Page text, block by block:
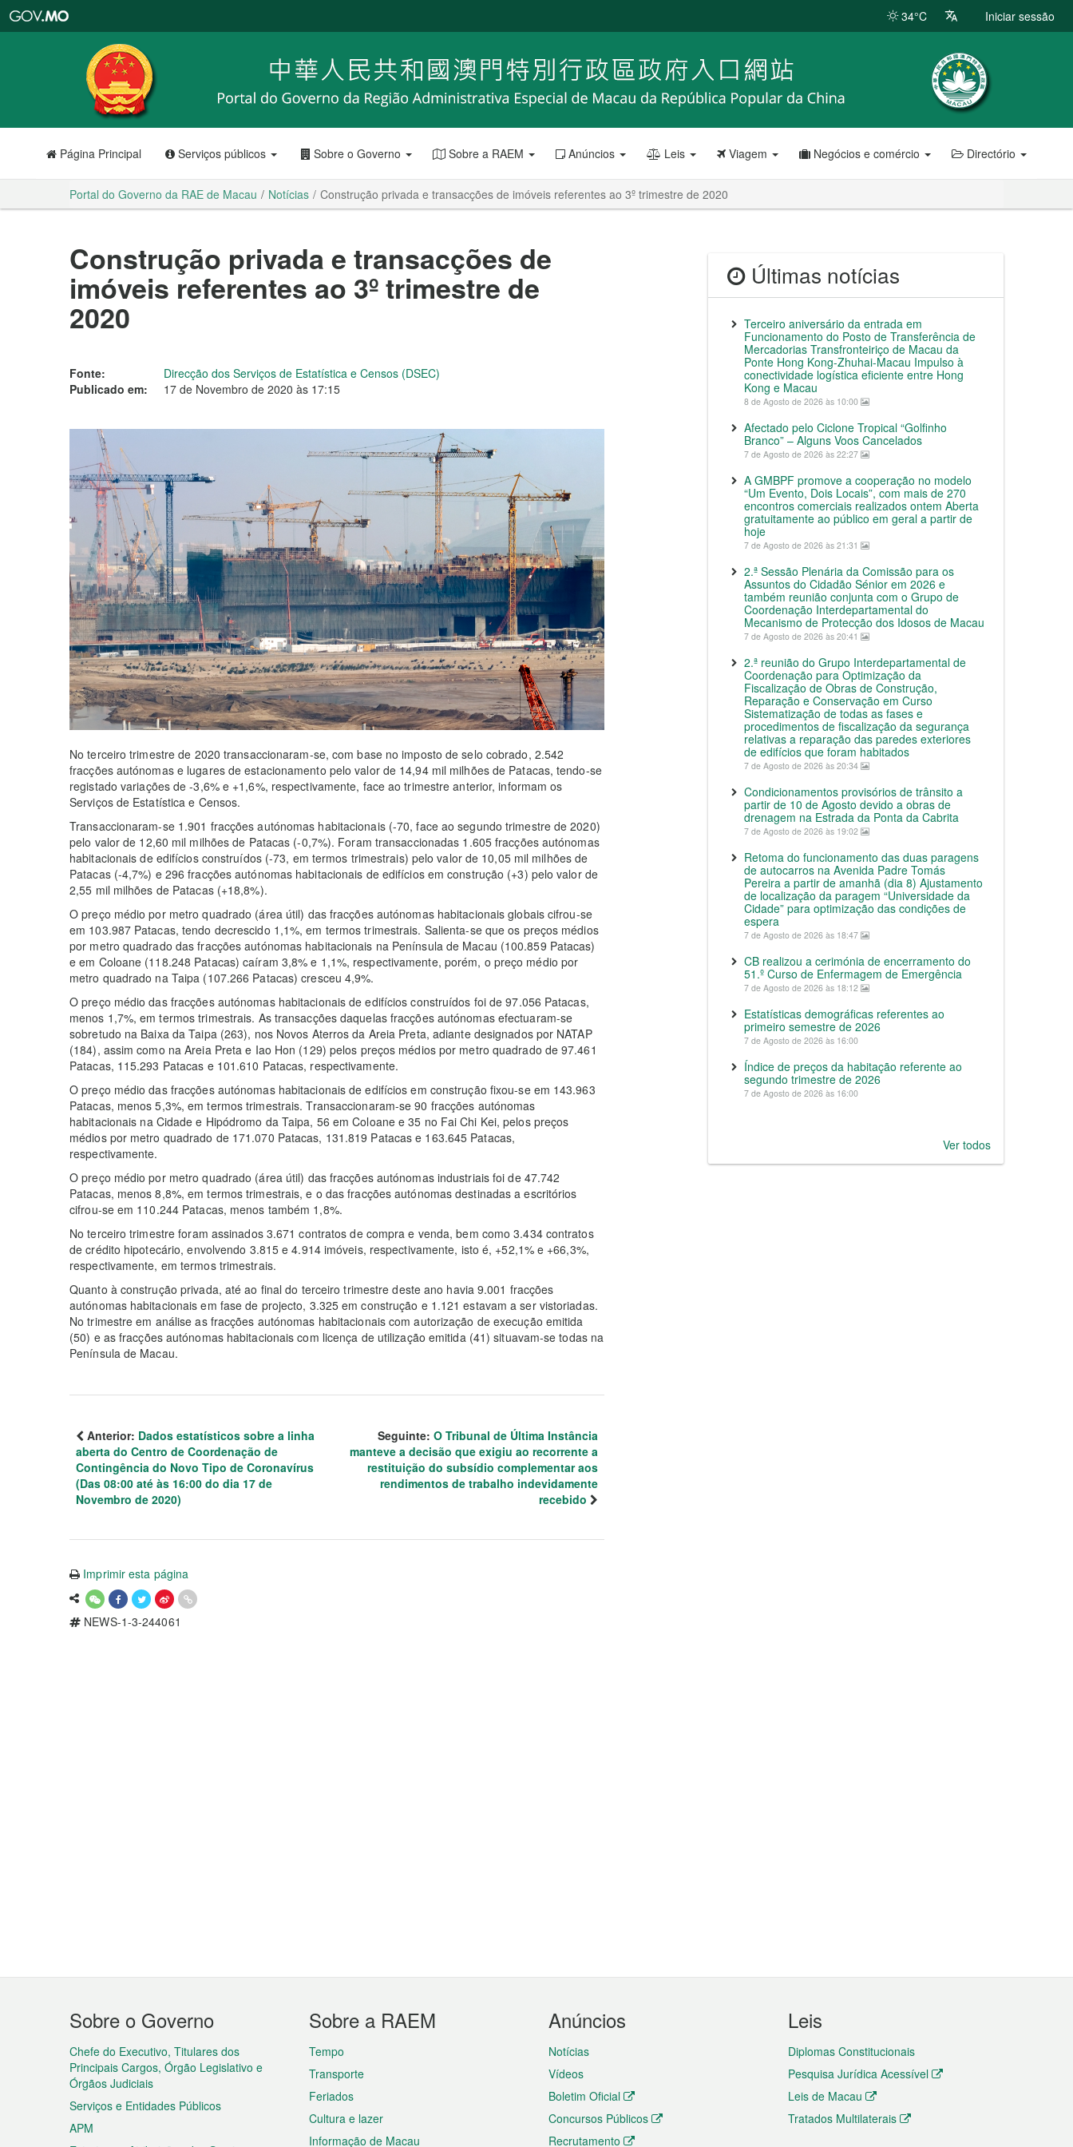
RAE
de
Macau
34°C Iniciar sessão
Página Principal Serviços públicos Sobre o Governo Sobre a RAEM Anúncios Leis Viagem Negócios e comércio Directório
Portal do Governo da RAE de Macau Notícias Construção privada e transacções de imóveis referentes ao 3º trimestre de 2020
Construção privada e transacções de
imóveis referentes ao 3º trimestre de
2020
Fonte:
Direcção dos Serviços de Estatística e Censos (DSEC)
Publicado em:
17 de Novembro de 2020 às 17:15
No terceiro trimestre de 2020 transaccionaram-se, com base no imposto de selo cobrado, 2.542
fracções autónomas e lugares de estacionamento pelo valor de 14,94 mil milhões de Patacas, tendo-se
registado variações de -3,6% e +1,6%, respectivamente, face ao trimestre anterior, informam os
Serviços de Estatística e Censos.
Transaccionaram-se 1.901 fracções autónomas habitacionais (-70, face ao segundo trimestre de 2020)
pelo valor de 12,60 mil milhões de Patacas (-0,7%). Foram transaccionadas 1.605 fracções autónomas
habitacionais de edifícios construídos (-73, em termos trimestrais) pelo valor de 10,05 mil milhões de
Patacas (-4,7%) e 296 fracções autónomas habitacionais de edifícios em construção (+3) pelo valor de
2,55 mil milhões de Patacas (+18,8%).
O preço médio por metro quadrado (área útil) das fracções autónomas habitacionais globais cifrou-se
em 103.987 Patacas, tendo decrescido 1,1%, em termos trimestrais. Salienta-se que os preços médios
por metro quadrado das fracções autónomas habitacionais na Península de Macau (100.859 Patacas)
e em Coloane (118.248 Patacas) caíram 3,8% e 1,1%, respectivamente, porém, o preço médio por
metro quadrado na Taipa (107.266 Patacas) cresceu 4,9%.
O preço médio das fracções autónomas habitacionais de edifícios construídos foi de 97.056 Patacas,
menos 1,7%, em termos trimestrais. As transacções daquelas fracções autónomas efectuaram-se
sobretudo na Baixa da Taipa (263), nos Novos Aterros da Areia Preta, adiante designados por NATAP
(184), assim como na Areia Preta e Iao Hon (129) pelos preços médios por metro quadrado de 97.461
Patacas, 115.293 Patacas e 101.610 Patacas, respectivamente.
O preço médio das fracções autónomas habitacionais de edifícios em construção fixou-se em 143.963
Patacas, menos 5,3%, em termos trimestrais. Transaccionaram-se 90 fracções autónomas
habitacionais na Cidade e Hipódromo da Taipa, 56 em Coloane e 35 no Fai Chi Kei, pelos preços
médios por metro quadrado de 171.070 Patacas, 131.819 Patacas e 163.645 Patacas,
respectivamente.
O preço médio por metro quadrado (área útil) das fracções autónomas industriais foi de 47.742
Patacas, menos 8,8%, em termos trimestrais, e o das fracções autónomas destinadas a escritórios
cifrou-se em 110.244 Patacas, menos também 1,8%.
No terceiro trimestre foram assinados 3.671 contratos de compra e venda, bem como 3.434 contratos
de crédito hipotecário, envolvendo 3.815 e 4.914 imóveis, respectivamente, isto é, +52,1% e +66,3%,
respectivamente, em termos trimestrais.
Quanto à construção privada, até ao final do terceiro trimestre deste ano havia 9.001 fracções
autónomas habitacionais em fase de projecto, 3.325 em construção e 1.121 estavam a ser vistoriadas.
No trimestre em análise as fracções autónomas habitacionais com autorização de execução emitida
(50) e as fracções autónomas habitacionais com licença de utilização emitida (41) situavam-se todas na
Península de Macau.
Anterior: Dados estatísticos sobre a linha
aberta do Centro de Coordenação de
Contingência do Novo Tipo de Coronavírus
(Das 08:00 até às 16:00 do dia 17 de
Novembro de 2020)
Seguinte: O Tribunal de Última Instância
manteve a decisão que exigiu ao recorrente a
restituição do subsídio complementar aos
rendimentos de trabalho indevidamente
recebido
Imprimir esta página
NEWS-1-3-244061
Últimas notícias
Terceiro aniversário da entrada em
Funcionamento do Posto de Transferência de
Mercadorias Transfronteiriço de Macau da
Ponte Hong Kong-Zhuhai-Macau Impulso à
conectividade logística eficiente entre Hong
Kong e Macau
8 de Agosto de 2026 às 10:00
Afectado pelo Ciclone Tropical “Golfinho
Branco” – Alguns Voos Cancelados
7 de Agosto de 2026 às 22:27
A GMBPF promove a cooperação no modelo
“Um Evento, Dois Locais”, com mais de 270
encontros comerciais realizados ontem Aberta
gratuitamente ao público em geral a partir de
hoje
7 de Agosto de 2026 às 21:31
2.ª Sessão Plenária da Comissão para os
Assuntos do Cidadão Sénior em 2026 e
também reunião conjunta com o Grupo de
Coordenação Interdepartamental do
Mecanismo de Protecção dos Idosos de Macau
7 de Agosto de 2026 às 20:41
2.ª reunião do Grupo Interdepartamental de
Coordenação para Optimização da
Fiscalização de Obras de Construção,
Reparação e Conservação em Curso
Sistematização de todas as fases e
procedimentos de fiscalização da segurança
relativas a reparação das paredes exteriores
de edifícios que foram habitados
7 de Agosto de 2026 às 20:34
Condicionamentos provisórios de trânsito a
partir de 10 de Agosto devido a obras de
drenagem na Estrada da Ponta da Cabrita
7 de Agosto de 2026 às 19:02
Retoma do funcionamento das duas paragens
de autocarros na Avenida Padre Tomás
Pereira a partir de amanhã (dia 8) Ajustamento
de localização da paragem “Universidade da
Cidade” para optimização das condições de
espera
7 de Agosto de 2026 às 18:47
CB realizou a cerimónia de encerramento do
51.º Curso de Enfermagem de Emergência
7 de Agosto de 2026 às 18:12
Estatísticas demográficas referentes ao
primeiro semestre de 2026
7 de Agosto de 2026 às 16:00
Índice de preços da habitação referente ao
segundo trimestre de 2026
7 de Agosto de 2026 às 16:00
Ver todos
Menu
do
rodapé
Sobre o Governo
Chefe do Executivo, Titulares dos
Principais Cargos, Órgão Legislativo e
Órgãos Judiciais
Serviços e Entidades Públicos
APM
Sobre a RAEM
Tempo
Transporte
Feriados
Cultura e lazer
Informação de Macau
Anúncios
Notícias
Vídeos
Boletim Oficial
Concursos Públicos
Recrutamento
Leis
Diplomas Constitucionais
Pesquisa Jurídica Acessível
Leis de Macau
Tratados Multilaterais